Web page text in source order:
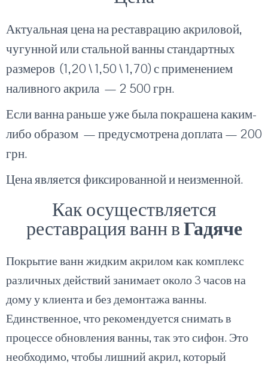
Актуальная цена на реставрацию акриловой,
чугунной или стальной ванны стандартных
размеров (1,20 \ 1,50 \ 1,70)с применением
наливного акрила — 2 500 грн.
Если ванна раньше уже была покрашена каким-
либо образом — предусмотрена доплата — 200
грн.
Цена является фиксированной и неизменной.
Как осуществляется
реставрация ванн вГадяче
Покрытие ванн жидким акрилом как комплекс
различных действий занимает около 3 часов на
дому у клиента и без демонтажа ванны.
Единственное, что рекомендуется снимать в
процессе обновления ванны, так это сифон. Это
необходимо, чтобы лишний акрил, который